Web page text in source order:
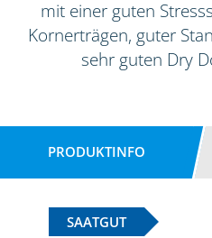
mit einer guten
Kornerträgen, guter
sehr guten Dry
PRODUKTINFO
SAATGUT